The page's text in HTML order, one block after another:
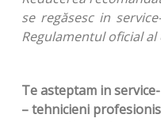
se regăsesc in
Regulamentul oficial
Te asteptam in
– tehnicieni